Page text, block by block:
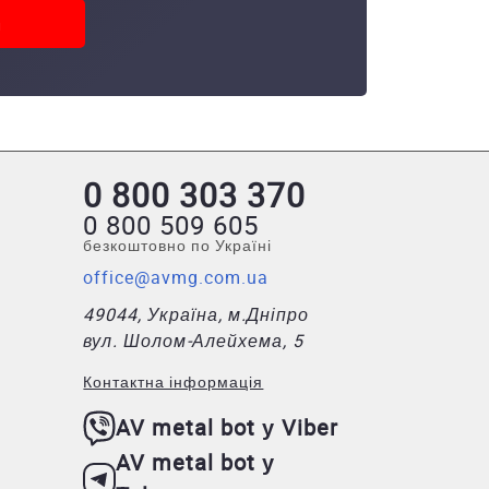
0 800 303 370
0 800 509 605
безкоштовно по Україні
office@avmg.com.ua
49044, Україна, м.Дніпро
вул. Шолом-Алейхема, 5
Контактна інформація
AV metal bot у Viber
AV metal bot у